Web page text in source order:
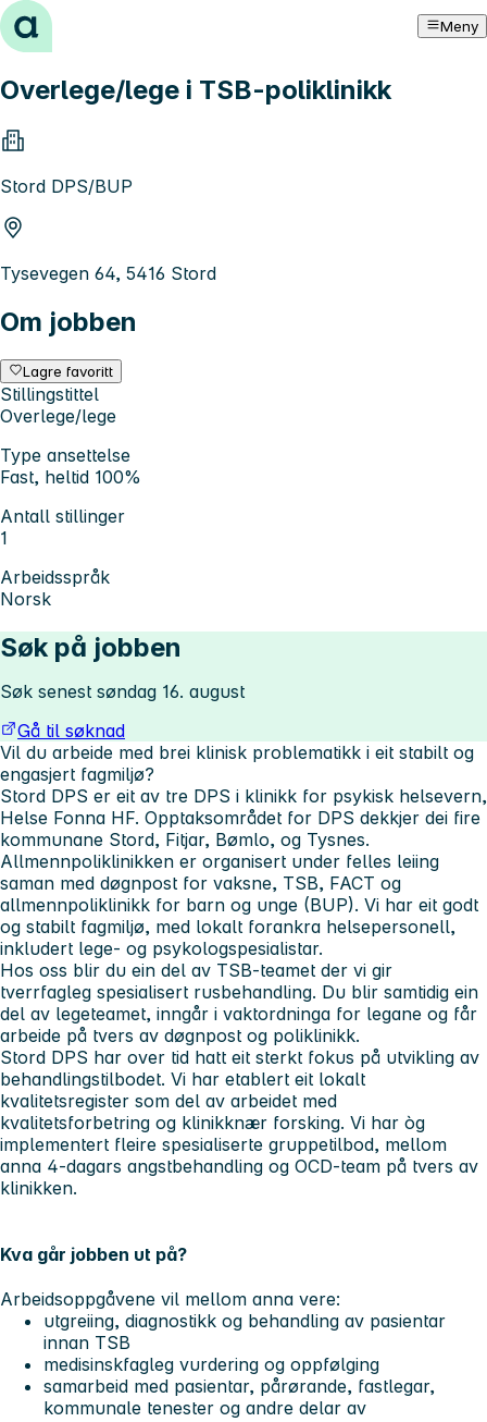
Hopp til innhold Meny
Overlege/lege i TSB-poliklinikk
Stord DPS/BUP
Tysevegen 64, 5416 Stord
Om jobben
Lagre favoritt
Stillingstittel
Overlege/lege
Type ansettelse
Fast, heltid 100%
Antall stillinger
1
Arbeidsspråk
Norsk
Søk på jobben
Søk senest søndag 16. august
Gå til søknad
Vil du arbeide med brei klinisk problematikk i eit stabilt og
engasjert fagmiljø?
Stord DPS er eit av tre DPS i klinikk for psykisk helsevern,
Helse Fonna HF. Opptaksområdet for DPS dekkjer dei fire
kommunane Stord, Fitjar, Bømlo, og Tysnes.
Allmennpoliklinikken er organisert under felles leiing
saman med døgnpost for vaksne, TSB, FACT og
allmennpoliklinikk for barn og unge (BUP). Vi har eit godt
og stabilt fagmiljø, med lokalt forankra helsepersonell,
inkludert lege- og psykologspesialistar.
Hos oss blir du ein del av TSB-teamet der vi gir
tverrfagleg spesialisert rusbehandling. Du blir samtidig ein
del av legeteamet, inngår i vaktordninga for legane og får
arbeide på tvers av døgnpost og poliklinikk.
Stord DPS har over tid hatt eit sterkt fokus på utvikling av
behandlingstilbodet. Vi har etablert eit lokalt
kvalitetsregister som del av arbeidet med
kvalitetsforbetring og klinikknær forsking. Vi har òg
implementert fleire spesialiserte gruppetilbod, mellom
anna 4-dagars angstbehandling og OCD-team på tvers av
klinikken.
Kva går jobben ut på?
Arbeidsoppgåvene vil mellom anna vere:
utgreiing, diagnostikk og behandling av pasientar
innan TSB
medisinskfagleg vurdering og oppfølging
samarbeid med pasientar, pårørande, fastlegar,
kommunale tenester og andre delar av